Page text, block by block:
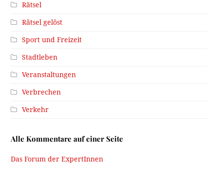
Rätsel
Rätsel gelöst
Sport und Freizeit
Stadtleben
Veranstaltungen
Verbrechen
Verkehr
Alle Kommentare auf einer Seite
Das Forum der ExpertInnen